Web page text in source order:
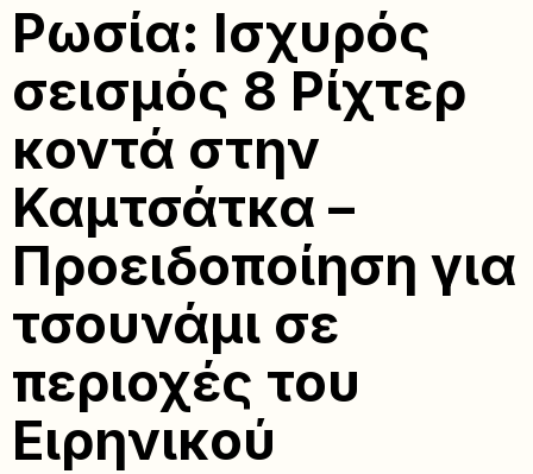
Ρωσία: Ισχυρός
σεισμός 8 Ρίχτερ
κοντά στην
Καμτσάτκα –
Προειδοποίηση για
τσουνάμι σε
περιοχές του
Ειρηνικού